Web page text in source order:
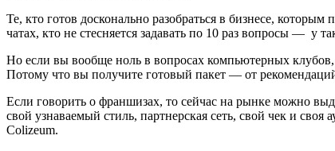
Те, кто готов досконально разобраться в бизнесе,
чатах, кто не стесняется задавать по 10 раз вопросы — у
Но если вы вообще ноль в вопросах компьютерных
Потому что вы получите готовый пакет — от
Если говорить о франшизах, то сейчас на рынке можно
свой узнаваемый стиль, партнерская сеть, свой чек и
Colizeum.